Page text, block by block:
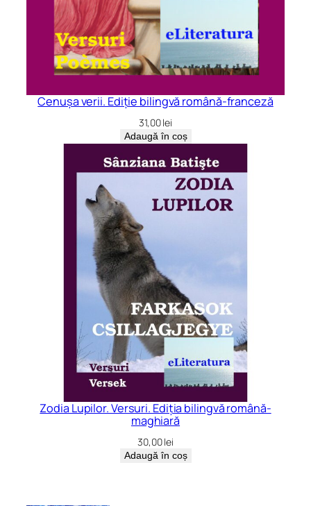
Cenușa verii. Ediție bilingvă română-franceză
31,00lei
Adaugă în coș
Zodia Lupilor. Versuri. Ediția bilingvă română-
maghiară
30,00lei
Adaugă în coș